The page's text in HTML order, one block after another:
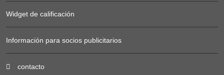
Widget de calificación
Información para socios publicitarios
contacto